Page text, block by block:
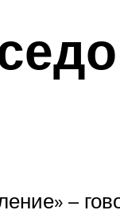
–